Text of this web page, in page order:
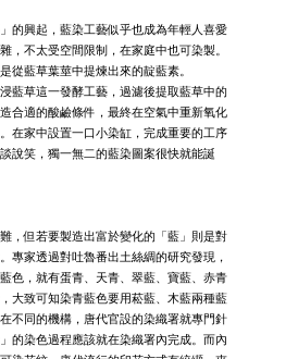
興起，藍染工藝似乎也成為年輕人喜愛
，不太受空間限制，在家庭中也可染製。
從藍草葉莖中提煉出來的靛藍素。
草這一發酵工藝，過濾後提取藍草中的
合適的酸鹼條件，最終在空氣中重新氧化
在家中設置一口小染缸，完成重要的工序
說笑，獨一無二的藍染圖案很快就能誕
但若要製造出富於變化的「藍」則是對
專家透過對吐魯番出土絲綢的研究發現，
色，就有蛋青、天青、翠藍、寶藍、赤青
大致可知染青藍色要用菘藍、木藍兩種藍
不同的機構，唐代官設的染織署就專門針
的染色過程應該就在染織署內完成。而內